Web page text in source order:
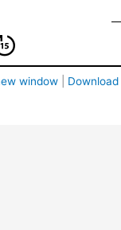
window
Download